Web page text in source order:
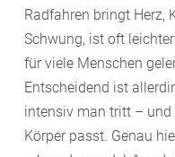
Radfahren bringt Herz,
Schwung, ist oft
für viele Menschen
Entscheidend ist
intensiv man tritt –
Körper passt. Genau